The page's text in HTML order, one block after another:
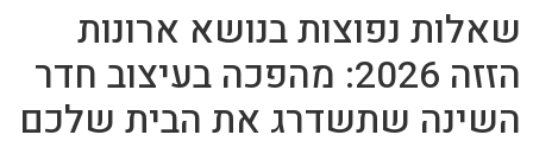
שאלות נפוצות בנושא ארונות
הזזה 2026: מהפכה בעיצוב חדר
השינה שתשדרג את הבית שלכם